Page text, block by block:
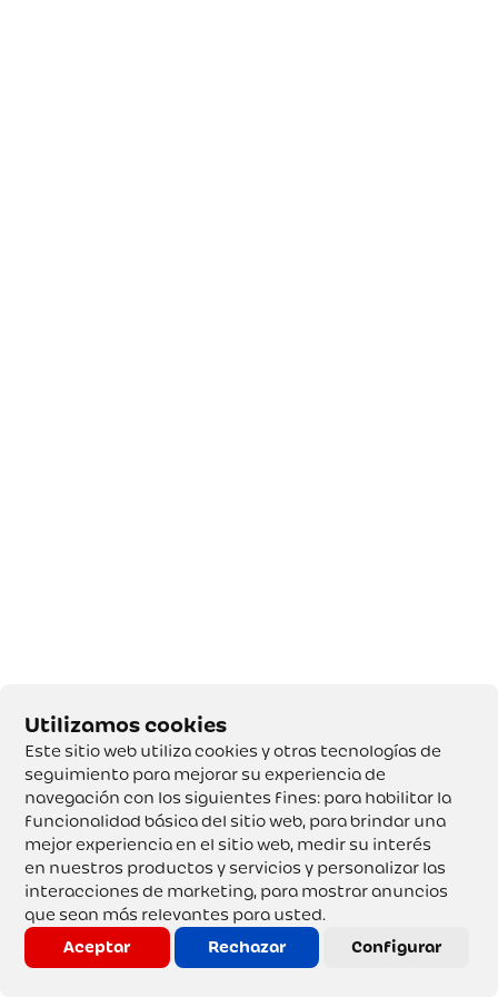
Este sitio web utiliza cookies y otras tecnologías de
seguimiento para mejorar su experiencia de
navegación con los siguientes fines: para habilitar la
funcionalidad básica del sitio web, para brindar una
mejor experiencia en el sitio web, medir su interés
en nuestros productos y servicios y personalizar las
interacciones de marketing, para mostrar anuncios
que sean más relevantes para usted.
Aceptar
Rechazar Configurar